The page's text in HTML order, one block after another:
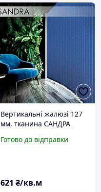
Вертикальні жалюзі 127
мм, тканина САНДРА
Готово до відправки
621 ₴/кв.м